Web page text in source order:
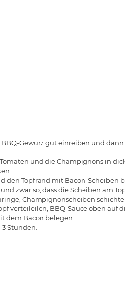
Gewürz gut einreiben und dann
und die Champignons in
den Topfrand mit Bacon-Scheiben
zwar so, dass die Scheiben am
Champignonscheiben
verteileilen, BBQ-Sauce oben auf
dem Bacon belegen.
Stunden.